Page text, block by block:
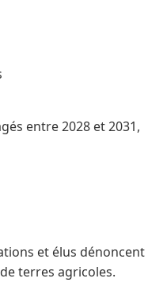
entre 2028 et 2031,
et élus dénoncent
terres agricoles.